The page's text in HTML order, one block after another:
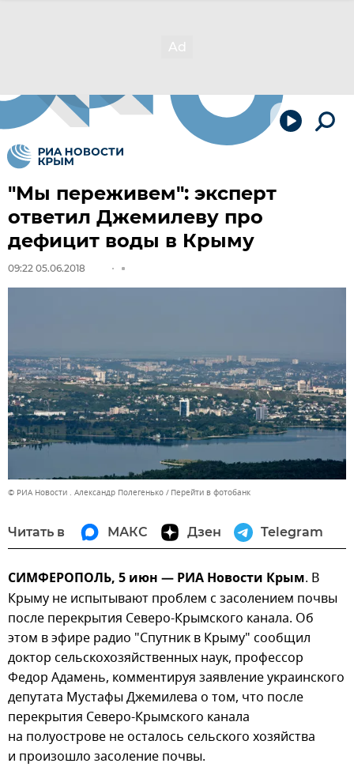
"Мы переживем": эксперт
ответил Джемилеву про
дефицит воды в Крыму
09:22 05.06.2018
© РИА Новости . Александр Полегенько Перейти в фотобанк
Читать в МАКС Дзен Telegram
СИМФЕРОПОЛЬ, 5 июн — РИА Новости Крым. В
Крыму не испытывают проблем с засолением почвы
после перекрытия Северо-Крымского канала. Об
этом в эфире радио "Спутник в Крыму" сообщил
доктор сельскохозяйственных наук, профессор
Федор Адамень, комментируя заявление украинского
депутата Мустафы Джемилева о том, что после
перекрытия Северо-Крымского канала
на полуострове не осталось сельского хозяйства
и произошло засоление почвы.